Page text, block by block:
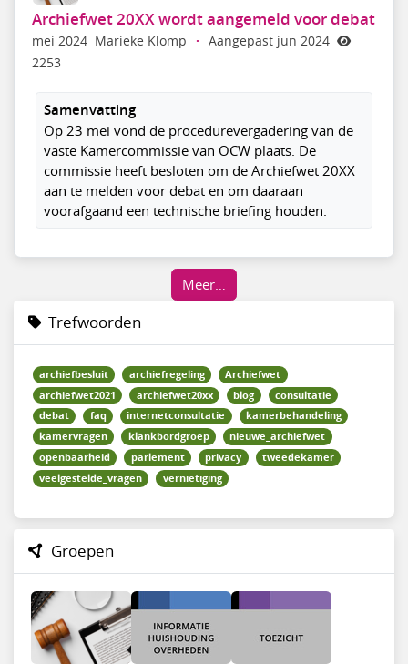
Archiefwet 20XX wordt aangemeld voor debat
mei 2024 Marieke Klomp ·
Aangepast jun 2024
2253
Samenvatting
Op 23 mei vond de procedurevergadering van de
vaste Kamercommissie van OCW plaats. De
commissie heeft besloten om de Archiefwet 20XX
aan te melden voor debat en om daaraan
voorafgaand een technische briefing houden.
Meer…
Trefwoorden
archiefbesluit archiefregeling
Archiefwet
archiefwet2021
archiefwet20xx blog
consultatie
debat
faq internetconsultatie
kamerbehandeling
kamervragen
klankbordgroep
nieuwe_archiefwet
openbaarheid
parlement privacy
tweedekamer
veelgestelde_vragen
vernietiging
Groepen